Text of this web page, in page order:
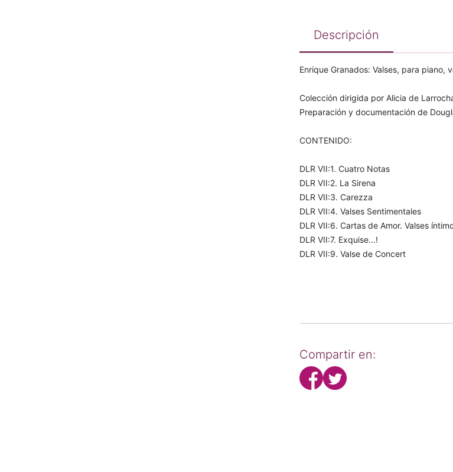
Descripción
Enrique Granados: Valses, para piano,
Colección dirigida por Alicia de
Preparación y documentación de
CONTENIDO:
DLR VII:1. Cuatro Notas
DLR VII:2. La Sirena
DLR VII:3. Carezza
DLR VII:4. Valses Sentimentales
DLR VII:6. Cartas de Amor. Valses
DLR VII:7. Exquise...!
DLR VII:9. Valse de Concert
Compartir en: